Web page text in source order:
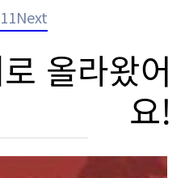
11Next
올라왔어
요!